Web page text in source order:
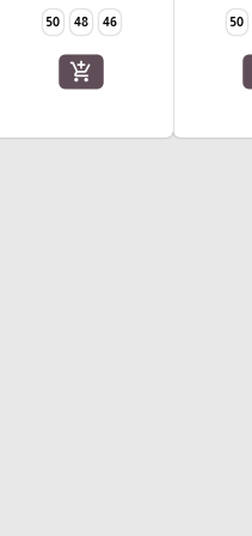
50
46
48
50
add_shopping_cart